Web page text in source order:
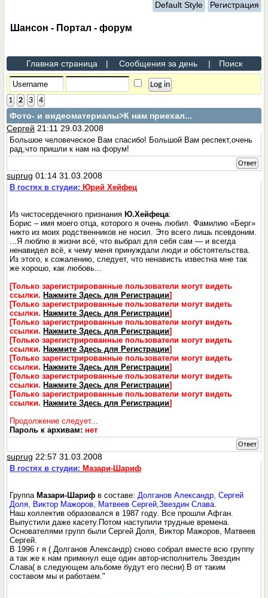
Default Style Регистрация
Шансон - Портал - форум
Главная страница | Сообщения за день | Поиск
1 2 3 4
Фото- и видеоматериалы>К нам приехал...
Сергей 21:11 29.03.2008
Большое человеческое Вам спасибо! Большой Вам респект,очень
рад,что пришли к нам на форум!
Ответ
suprug 01:14 31.03.2008
В гостях в студии: Юрий Хейфец
Из чистосердечного признания Ю.Хейфеца:
Борис – имя моего отца, которого я очень любил. Фамилию «Берг»
никто из моих родственников не носил. Это всего лишь псевдоним.
...Я люблю в жизни всё, что выбрал для себя сам — и всегда
ненавидел всё, к чему меня принуждали люди и обстоятельства.
Из этого, к сожалению, следует, что ненависть известна мне так
же хорошо, как любовь...
[Только зарегистрированные пользователи могут видеть
ссылки. Нажмите Здесь для Регистрации]
[Только зарегистрированные пользователи могут видеть
ссылки. Нажмите Здесь для Регистрации]
[Только зарегистрированные пользователи могут видеть
ссылки. Нажмите Здесь для Регистрации]
[Только зарегистрированные пользователи могут видеть
ссылки. Нажмите Здесь для Регистрации]
[Только зарегистрированные пользователи могут видеть
ссылки. Нажмите Здесь для Регистрации]
[Только зарегистрированные пользователи могут видеть
ссылки. Нажмите Здесь для Регистрации]
[Только зарегистрированные пользователи могут видеть
ссылки. Нажмите Здесь для Регистрации]
Продолжение следует...
Пароль к архивам:нет
Ответ
suprug 22:57 31.03.2008
В гостях в студии: Мазари-Шариф
Группа Мазари-Шариф в составе:Долганов Александр, Сергей
Доля, Виктор Мажоров, Матвеев Сергей,Звездин Слава.
Наш коллектив образовался в 1987 году. Все прошли Афган.
Выпустили даже касету.Потом наступили трудные времена.
Основателями групп были Сергей Доля, Виктор Мажоров, Матвеев
Сергей.
В 1996 г я ( Долганов Александр) сново собрал вместе всю группу
а так же к нам примкнул еще один автор-исполнитель Звездин
Слава( в следующем альбоме будут его песни).В от таким
составом мы и работаем."